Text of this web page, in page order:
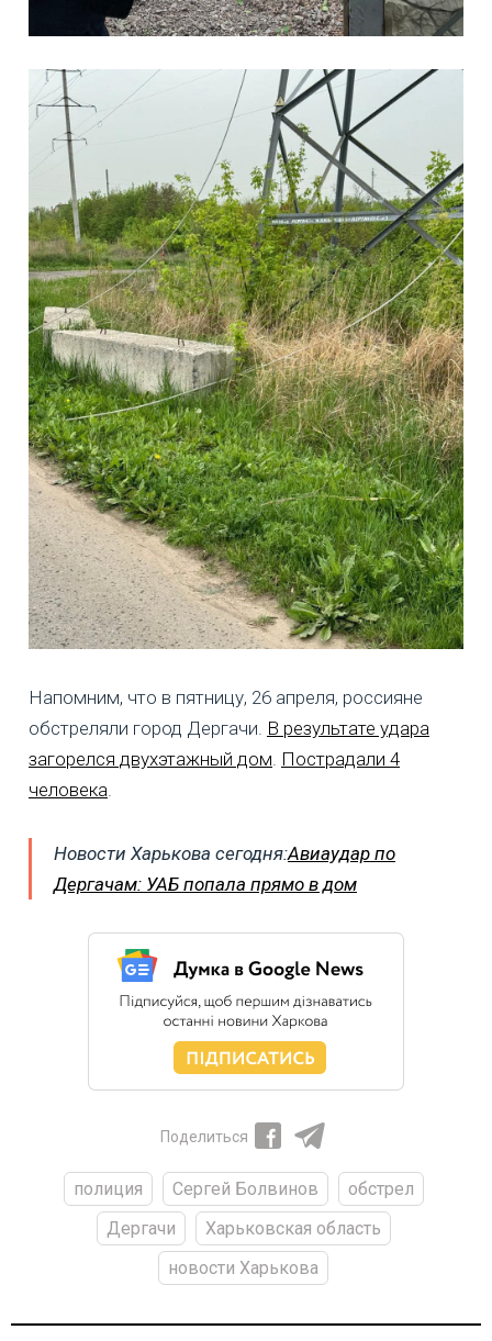
Напомним, что в пятницу, 26 апреля, россияне
обстреляли город Дергачи. В результате удара
загорелся двухэтажный дом. Пострадали 4
человека.
Новости Харькова сегодня:Авиаудар по
Дергачам: УАБ попала прямо в дом
Поделиться
полиция Сергей Болвинов
обстрел
Дергачи
Харьковская область
новости Харькова